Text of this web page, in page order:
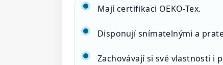
Mají certifikaci OEKO-Tex.
Disponují snímatelnými a
Zachovávají si své vlastnosti i